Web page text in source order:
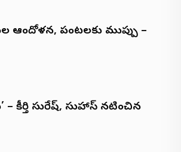
ఆందోళన, పంటలకు ముప్పు –
– కీర్తి సురేష్, సుహాస్ నటించిన